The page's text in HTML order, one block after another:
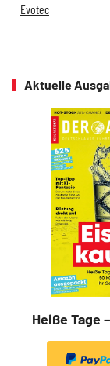
Evotec
Aktuelle
Heiße Tage